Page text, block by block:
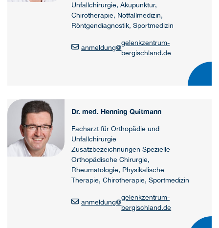
Unfallchirurgie, Akupunktur,
Chirotherapie, Notfallmedizin,
Röntgendiagnostik, Sportmedizin
anmeldung@
gelenkzentrum-
bergischland.de
Dr. med. Henning Quitmann
Facharzt für Orthopädie und
Unfallchirurgie
Zusatzbezeichnungen Spezielle
Orthopädische Chirurgie,
Rheumatologie, Physikalische
Therapie, Chirotherapie, Sportmedizin
anmeldung@
gelenkzentrum-
bergischland.de